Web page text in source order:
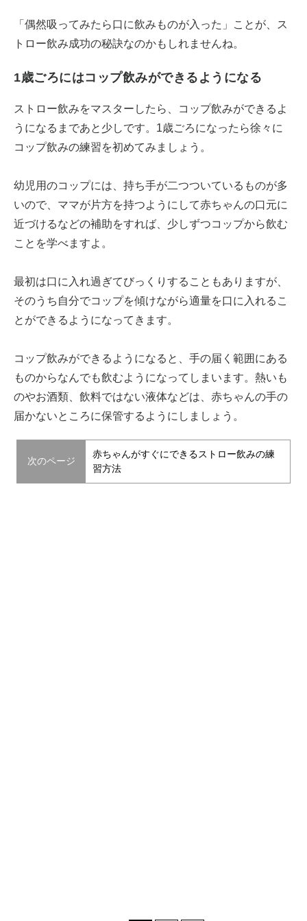
「偶然吸ってみたら口に飲みものが入った」ことが、ス
トロー飲み成功の秘訣なのかもしれませんね。
1歳ごろにはコップ飲みができるようになる
ストロー飲みをマスターしたら、コップ飲みができるよ
うになるまであと少しです。1歳ごろになったら徐々に
コップ飲みの練習を初めてみましょう。
幼児用のコップには、持ち手が二つついているものが多
いので、ママが片方を持つようにして赤ちゃんの口元に
近づけるなどの補助をすれば、少しずつコップから飲む
ことを学べますよ。
最初は口に入れ過ぎてびっくりすることもありますが、
そのうち自分でコップを傾けながら適量を口に入れるこ
とができるようになってきます。
コップ飲みができるようになると、手の届く範囲にある
ものからなんでも飲むようになってしまいます。熱いも
のやお酒類、飲料ではない液体などは、赤ちゃんの手の
届かないところに保管するようにしましょう。
次のページ
赤ちゃんがすぐにできるストロー飲みの練
習方法